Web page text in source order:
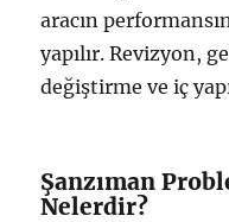
aracın
yapılır. Revizyon,
değiştirme ve iç
Şanzıman
Nelerdir?